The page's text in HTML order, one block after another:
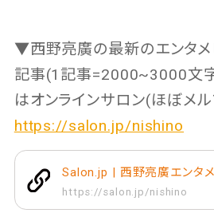
▼西野亮廣の最新のエンタメ
記事(1記事=2000~3000文
はオンラインサロン(ほぼメ
https://salon.jp/nishino
Salon.jp | 西野亮廣エンタ
https://salon.jp/nishino